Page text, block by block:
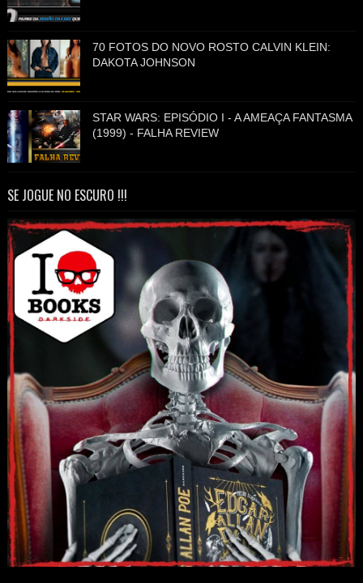
70 FOTOS DO NOVO ROSTO CALVIN KLEIN:
DAKOTA JOHNSON
STAR WARS: EPISÓDIO I - A AMEAÇA FANTASMA
(1999) - FALHA REVIEW
SE JOGUE NO ESCURO !!!